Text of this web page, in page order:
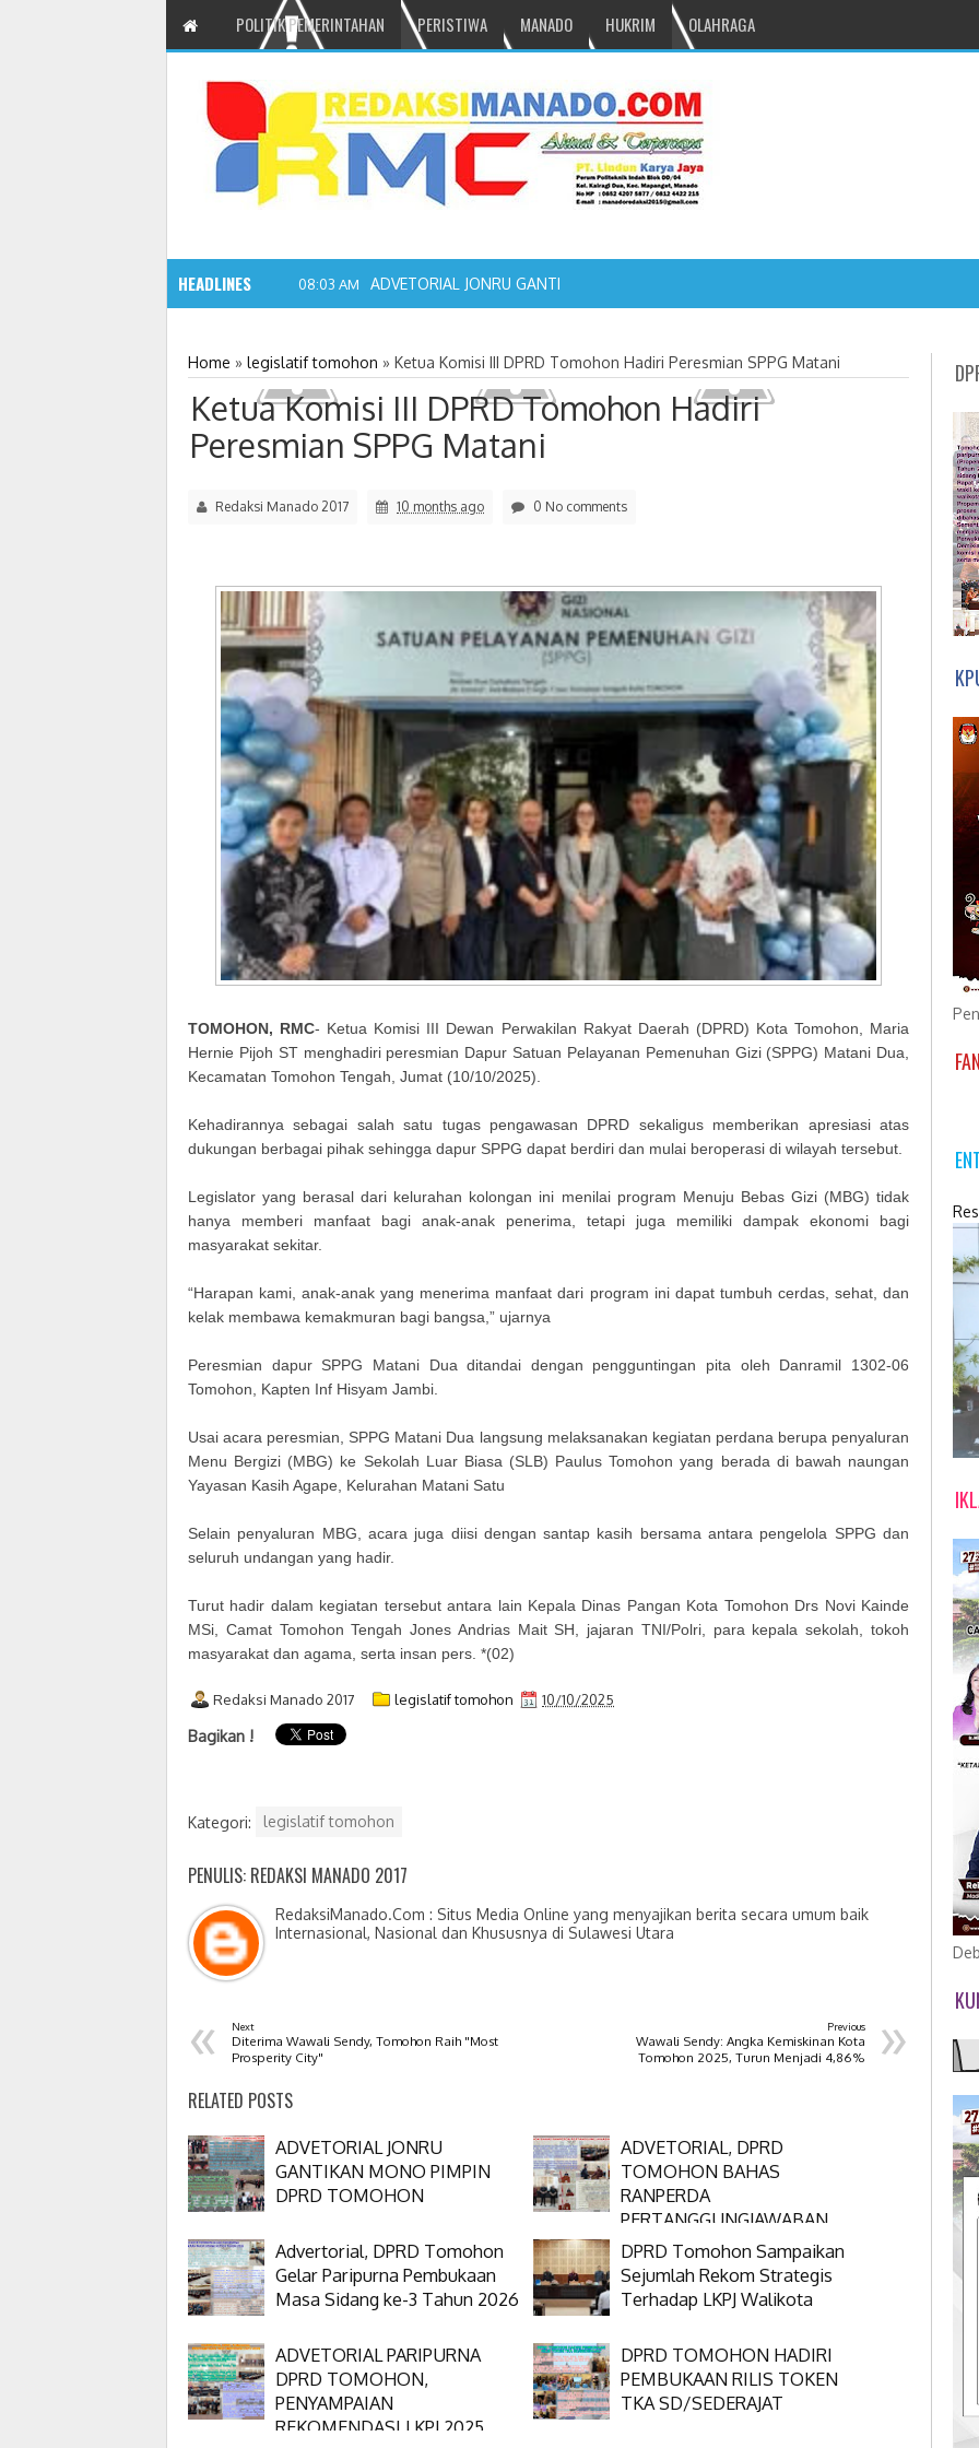
POLITIK PEMERINTAHAN PERISTIWA MANADO HUKRIM OLAHRAGA
HEADLINES 08:03 AM ADVETORIAL JONRU GANTIKAN MONO PIMPIN DPRD TOMOHON
Home » legislatif tomohon » Ketua Komisi III DPRD Tomohon Hadiri Peresmian SPPG Matani
Ketua Komisi III DPRD Tomohon Hadiri
Peresmian SPPG Matani
Redaksi Manado 2017 10 months ago 0 No comments
TOMOHON, RMC- Ketua Komisi III Dewan Perwakilan Rakyat Daerah (DPRD) Kota Tomohon, Maria
Hernie Pijoh ST menghadiri peresmian Dapur Satuan Pelayanan Pemenuhan Gizi (SPPG) Matani Dua,
Kecamatan Tomohon Tengah, Jumat (10/10/2025).
Kehadirannya sebagai salah satu tugas pengawasan DPRD sekaligus memberikan apresiasi atas
dukungan berbagai pihak sehingga dapur SPPG dapat berdiri dan mulai beroperasi di wilayah tersebut.
Legislator yang berasal dari kelurahan kolongan ini menilai program Menuju Bebas Gizi (MBG) tidak
hanya memberi manfaat bagi anak-anak penerima, tetapi juga memiliki dampak ekonomi bagi
masyarakat sekitar.
“Harapan kami, anak-anak yang menerima manfaat dari program ini dapat tumbuh cerdas, sehat, dan
kelak membawa kemakmuran bagi bangsa,” ujarnya
Peresmian dapur SPPG Matani Dua ditandai dengan pengguntingan pita oleh Danramil 1302-06
Tomohon, Kapten Inf Hisyam Jambi.
Usai acara peresmian, SPPG Matani Dua langsung melaksanakan kegiatan perdana berupa penyaluran
Menu Bergizi (MBG) ke Sekolah Luar Biasa (SLB) Paulus Tomohon yang berada di bawah naungan
Yayasan Kasih Agape, Kelurahan Matani Satu
Selain penyaluran MBG, acara juga diisi dengan santap kasih bersama antara pengelola SPPG dan
seluruh undangan yang hadir.
Turut hadir dalam kegiatan tersebut antara lain Kepala Dinas Pangan Kota Tomohon Drs Novi Kainde
MSi, Camat Tomohon Tengah Jones Andrias Mait SH, jajaran TNI/Polri, para kepala sekolah, tokoh
masyarakat dan agama, serta insan pers. *(02)
Redaksi Manado 2017 legislatif tomohon 10/10/2025
Bagikan !
Kategori: legislatif tomohon
PENULIS: REDAKSI MANADO 2017
RedaksiManado.Com : Situs Media Online yang menyajikan berita secara umum baik
Internasional, Nasional dan Khususnya di Sulawesi Utara
« Next
Diterima Wawali Sendy, Tomohon Raih "Most
Prosperity City"
»
Previous
Wawali Sendy: Angka Kemiskinan Kota
Tomohon 2025, Turun Menjadi 4,86%
RELATED POSTS
ADVETORIAL JONRU
GANTIKAN MONO PIMPIN
DPRD TOMOHON
ADVETORIAL, DPRD
TOMOHON BAHAS
RANPERDA
PERTANGGUNGJAWABAN
APBD 2025
Advertorial, DPRD Tomohon
Gelar Paripurna Pembukaan
Masa Sidang ke-3 Tahun 2026
DPRD Tomohon Sampaikan
Sejumlah Rekom Strategis
Terhadap LKPJ Walikota
ADVETORIAL PARIPURNA
DPRD TOMOHON,
PENYAMPAIAN
REKOMENDASI LKPJ 2025
DPRD TOMOHON HADIRI
PEMBUKAAN RILIS TOKEN
TKA SD/SEDERAJAT